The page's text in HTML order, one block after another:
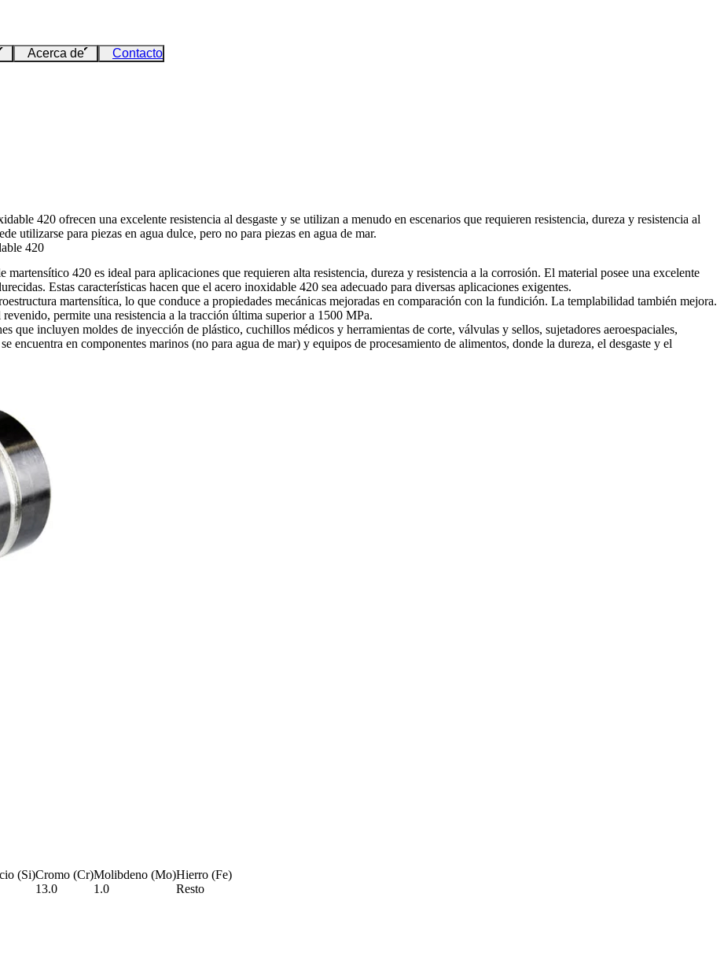
Acerca de Contacto
420 ofrecen una excelente resistencia al desgaste y se utilizan a menudo en escenarios que requieren resistencia, dureza y resistencia al
utilizarse para piezas en agua dulce, pero no para piezas en agua de mar.
420
martensítico 420 es ideal para aplicaciones que requieren alta resistencia, dureza y resistencia a la corrosión. El material posee una excelente
Estas características hacen que el acero inoxidable 420 sea adecuado para diversas aplicaciones exigentes.
martensítica, lo que conduce a propiedades mecánicas mejoradas en comparación con la fundición. La templabilidad también mejora.
permite una resistencia a la tracción última superior a 1500 MPa.
que incluyen moldes de inyección de plástico, cuchillos médicos y herramientas de corte, válvulas y sellos, sujetadores aeroespaciales,
encuentra en componentes marinos (no para agua de mar) y equipos de procesamiento de alimentos, donde la dureza, el desgaste y el
(Si)Cromo (Cr)Molibdeno (Mo)Hierro (Fe)
13.0 1.0 Resto